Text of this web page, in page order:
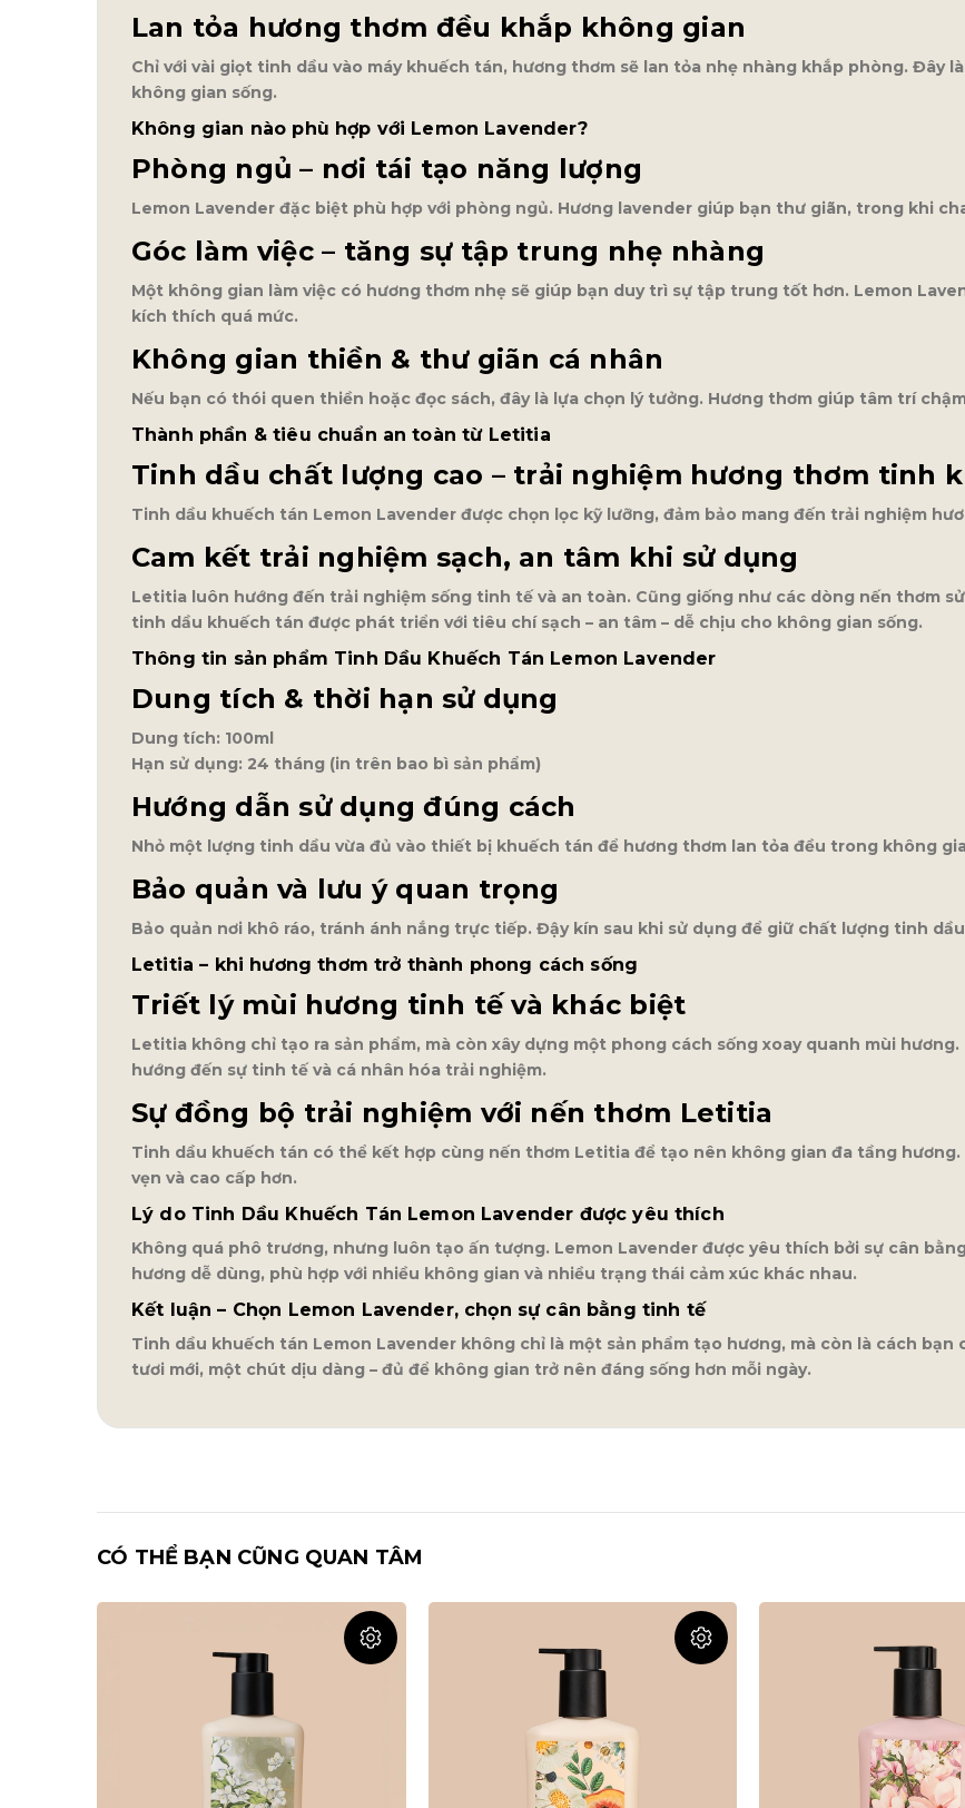
Lan tỏa hương thơm đều khắp không gian
Chỉ với vài giọt tinh dầu vào máy khuếch tán, hương thơm sẽ lan tỏa nhẹ nhàng khắp phòng. Đây
không gian sống.
Không gian nào phù hợp với Lemon Lavender?
Phòng ngủ – nơi tái tạo năng lượng
Lemon Lavender đặc biệt phù hợp với phòng ngủ. Hương lavender giúp bạn thư giãn, trong khi
Góc làm việc – tăng sự tập trung nhẹ nhàng
Một không gian làm việc có hương thơm nhẹ sẽ giúp bạn duy trì sự tập trung tốt hơn. Lemon
kích thích quá mức.
Không gian thiền & thư giãn cá nhân
Nếu bạn có thói quen thiền hoặc đọc sách, đây là lựa chọn lý tưởng. Hương thơm giúp tâm trí
Thành phần & tiêu chuẩn an toàn từ Letitia
Tinh dầu chất lượng cao – trải nghiệm hương thơm tinh
Tinh dầu khuếch tán Lemon Lavender được chọn lọc kỹ lưỡng, đảm bảo mang đến trải nghiệm
Cam kết trải nghiệm sạch, an tâm khi sử dụng
Letitia luôn hướng đến trải nghiệm sống tinh tế và an toàn. Cũng giống như các dòng nến thơm
tinh dầu khuếch tán được phát triển với tiêu chí sạch – an tâm – dễ chịu cho không gian sống.
Thông tin sản phẩm Tinh Dầu Khuếch Tán Lemon Lavender
Dung tích & thời hạn sử dụng
Dung tích: 100ml
Hạn sử dụng: 24 tháng (in trên bao bì sản phẩm)
Hướng dẫn sử dụng đúng cách
Nhỏ một lượng tinh dầu vừa đủ vào thiết bị khuếch tán để hương thơm lan tỏa đều trong không
Bảo quản và lưu ý quan trọng
Bảo quản nơi khô ráo, tránh ánh nắng trực tiếp. Đậy kín sau khi sử dụng để giữ chất lượng tinh
Letitia – khi hương thơm trở thành phong cách sống
Triết lý mùi hương tinh tế và khác biệt
Letitia không chỉ tạo ra sản phẩm, mà còn xây dựng một phong cách sống xoay quanh mùi
hướng đến sự tinh tế và cá nhân hóa trải nghiệm.
Sự đồng bộ trải nghiệm với nến thơm Letitia
Tinh dầu khuếch tán có thể kết hợp cùng nến thơm Letitia để tạo nên không gian đa tầng
vẹn và cao cấp hơn.
Lý do Tinh Dầu Khuếch Tán Lemon Lavender được yêu thích
Không quá phô trương, nhưng luôn tạo ấn tượng. Lemon Lavender được yêu thích bởi sự cân
hương dễ dùng, phù hợp với nhiều không gian và nhiều trạng thái cảm xúc khác nhau.
Kết luận – Chọn Lemon Lavender, chọn sự cân bằng tinh tế
Tinh dầu khuếch tán Lemon Lavender không chỉ là một sản phẩm tạo hương, mà còn là cách
tươi mới, một chút dịu dàng – đủ để không gian trở nên đáng sống hơn mỗi ngày.
CÓ THỂ BẠN CŨNG QUAN TÂM